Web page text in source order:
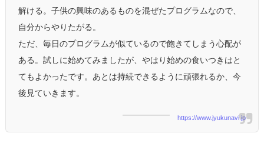
解ける。子供の興味のあるものを混ぜたプログラムなので、
自分からやりたがる。
ただ、毎日のプログラムが似ているので飽きてしまう心配が
ある。試しに始めてみましたが、やはり始めの食いつきはと
てもよかったです。あとは持続できるように頑張れるか、今
後見ていきます。
https://www.jyukunavi.jp